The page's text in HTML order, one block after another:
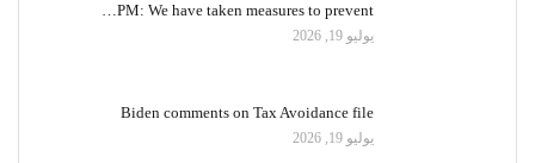
PM: We have taken measures to prevent…
يوليو 19, 2026
Biden comments on Tax Avoidance file
يوليو 19, 2026